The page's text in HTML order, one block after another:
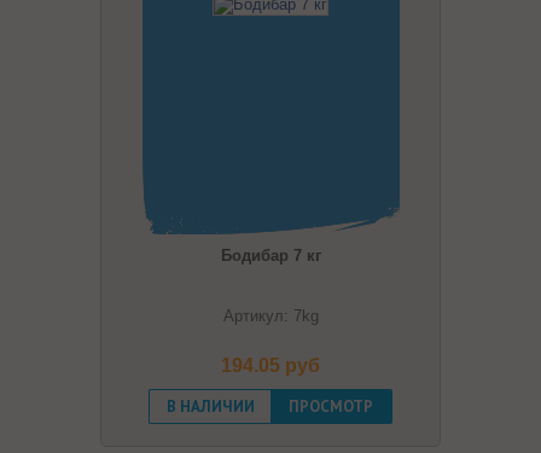
Бодибар 7 кг
Артикул: 7kg
194.05 pуб
В НАЛИЧИИ
ПРОСМОТР